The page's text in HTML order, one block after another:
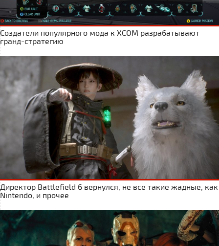
Создатели популярного мода к XCOM разрабатывают
гранд-стратегию
Директор Battlefield 6 вернулся, не все такие жадные, как
Nintendo, и прочее